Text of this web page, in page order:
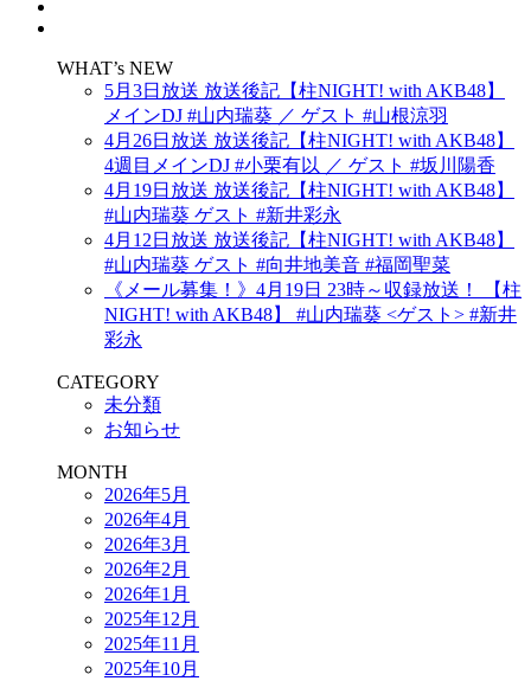
WHAT’s NEW
5月3日放送 放送後記【柱NIGHT! with AKB48】
メインDJ #山内瑞葵 ／ ゲスト #山根涼羽
4月26日放送 放送後記【柱NIGHT! with AKB48】
4週目メインDJ #小栗有以 ／ ゲスト #坂川陽香
4月19日放送 放送後記【柱NIGHT! with AKB48】
#山内瑞葵 ゲスト #新井彩永
4月12日放送 放送後記【柱NIGHT! with AKB48】
#山内瑞葵 ゲスト #向井地美音 #福岡聖菜
《メール募集！》4月19日 23時～収録放送！ 【柱
NIGHT! with AKB48】 #山内瑞葵 <ゲスト> #新井
彩永
CATEGORY
未分類
お知らせ
MONTH
2026年5月
2026年4月
2026年3月
2026年2月
2026年1月
2025年12月
2025年11月
2025年10月